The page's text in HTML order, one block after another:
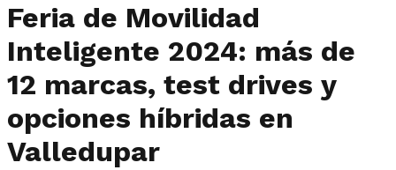
Feria de Movilidad
Inteligente 2024: más de
12 marcas, test drives y
opciones híbridas en
Valledupar